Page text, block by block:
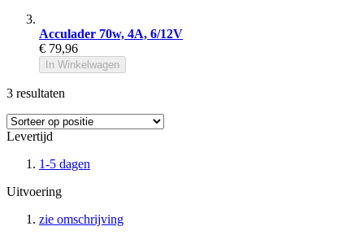
Acculader 70w, 4A, 6/12V
€ 79,96
In Winkelwagen
3 resultaten
Levertijd
1-5 dagen
Uitvoering
zie omschrijving